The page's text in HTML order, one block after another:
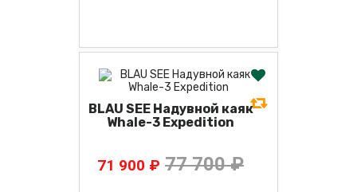
BLAU SEE Надувной каяк
Whale-3 Expedition
71 900 ₽ 77 700 ₽